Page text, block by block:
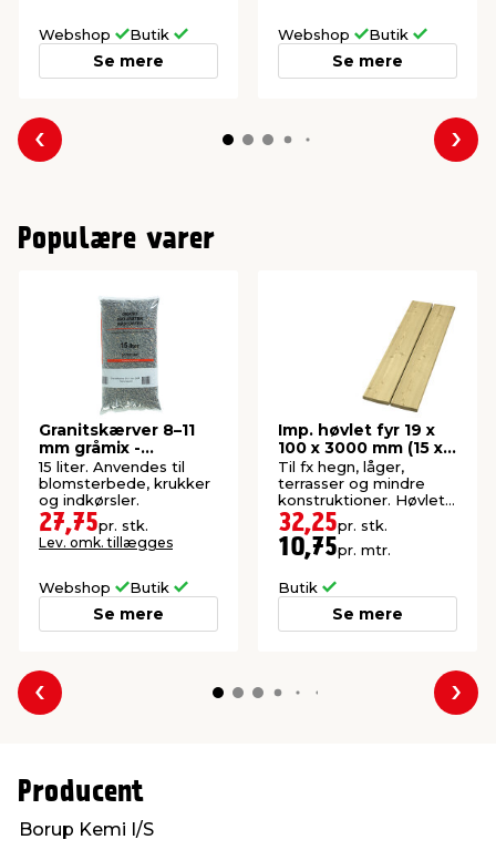
Webshop Butik
Se mere
Webshop Butik
Se mere
Forrige
Populære varer
Granitskærver 8–11
mm gråmix -
Safestone
15 liter. Anvendes til
blomsterbede, krukker
og indkørsler.
27,75pr. stk.
Lev. omk. tillægges
Webshop Butik
Se mere
Imp. høvlet fyr 19 x
100 x 3000 mm (15 x
95 mm)
Til fx hegn, låger,
terrasser og mindre
konstruktioner. Høvlet:
15 x 95 mm.
32,25pr. stk.
10,75pr. mtr.
Butik
Se mere
Forrige
Producent
Borup Kemi I/S